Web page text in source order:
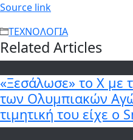
Source link
ΤΕΧΝΟΛΟΓΙΑ
Related Articles
«Ξεσάλωσε» το X με
των Ολυμπιακών
τιμητική του είχε ο